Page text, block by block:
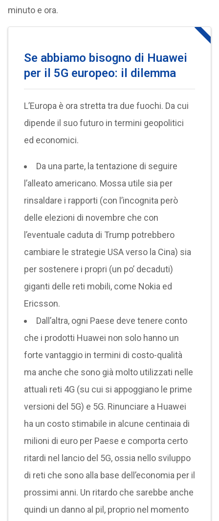
minuto e ora.
Se abbiamo bisogno di Huawei
per il 5G europeo: il dilemma
L’Europa è ora stretta tra due fuochi. Da cui
dipende il suo futuro in termini geopolitici
ed economici.
Da una parte, la tentazione di seguire
l’alleato americano. Mossa utile sia per
rinsaldare i rapporti (con l’incognita però
delle elezioni di novembre che con
l’eventuale caduta di Trump potrebbero
cambiare le strategie USA verso la Cina) sia
per sostenere i propri (un po’ decaduti)
giganti delle reti mobili, come Nokia ed
Ericsson.
Dall’altra, ogni Paese deve tenere conto
che i prodotti Huawei non solo hanno un
forte vantaggio in termini di costo-qualità
ma anche che sono già molto utilizzati nelle
attuali reti 4G (su cui si appoggiano le prime
versioni del 5G) e 5G. Rinunciare a Huawei
ha un costo stimabile in alcune centinaia di
milioni di euro per Paese e comporta certo
ritardi nel lancio del 5G, ossia nello sviluppo
di reti che sono alla base dell’economia per il
prossimi anni. Un ritardo che sarebbe anche
quindi un danno al pil, proprio nel momento